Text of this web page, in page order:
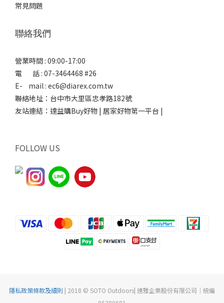
常見問題
聯絡我們
營業時間 : 09:00-17:00
電 話 : 07-3464468 #26
E- mail : ec6@diarex.com.tw
聯絡地址：台中市大里區忠孝路182號
友站連結： 達益購Buy好物 | 居家好物第一平台 |
FOLLOW US
隱私政策條款及細則 | 2018 © SOTO Outdoors| 達雅企業股份有限公司｜統編